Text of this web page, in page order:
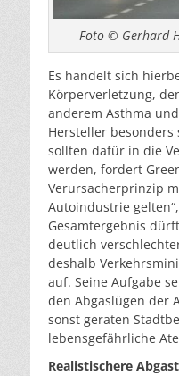
Foto © Gerhard
Es handelt sich
Körperverletzung,
anderem Asthma
Hersteller besonders
sollten dafür in die
werden, fordert
Verursacherprinzip
Autoindustrie
Gesamtergebnis
deutlich
deshalb
auf. Seine Aufgabe
den Abgaslügen der
sonst geraten
lebensgefährliche
Realistischere